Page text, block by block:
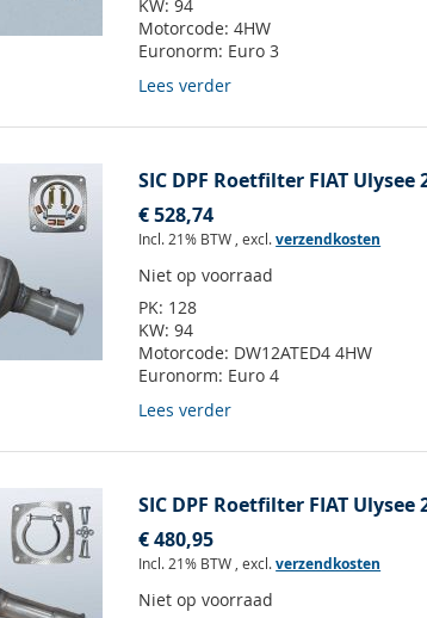
KW:94
Motorcode:4HW
Euronorm: Euro 3
Lees verder
SIC DPF Roetfilter FIAT Ulysee
€ 528,74
Incl. 21% BTW ,excl.verzendkosten
Niet op voorraad
PK: 128
KW:94
Motorcode: DW12ATED4 4HW
Euronorm: Euro 4
Lees verder
SIC DPF Roetfilter FIAT Ulysee
€ 480,95
Incl. 21% BTW ,excl.verzendkosten
Niet op voorraad